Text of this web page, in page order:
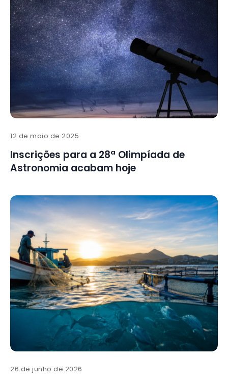
12 de maio de 2025
Inscrições para a 28ª Olimpíada de
Astronomia acabam hoje
26 de junho de 2026